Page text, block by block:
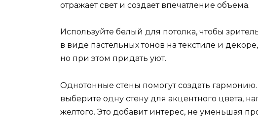
отражает свет и создает впечатление объема.
Используйте белый для потолка, чтобы
в виде пастельных тонов на текстиле и
но при этом придать уют.
Однотонные стены помогут создать
выберите одну стену для акцентного цвета,
желтого. Это добавит интерес, не уменьшая